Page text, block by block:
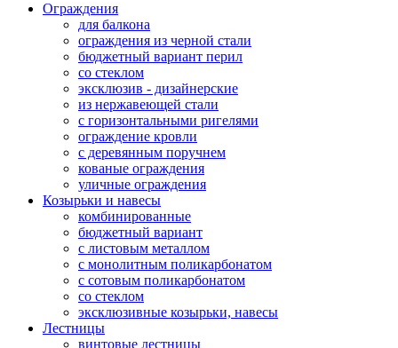
Ограждения
для балкона
ограждения из черной стали
бюджетный вариант перил
со стеклом
эксклюзив - дизайнерские
из нержавеющей стали
с горизонтальными ригелями
ограждение кровли
с деревянным поручнем
кованые ограждения
уличные ограждения
Козырьки и навесы
комбинированные
бюджетный вариант
с листовым металлом
с монолитным поликарбонатом
с сотовым поликарбонатом
со стеклом
эксклюзивные козырьки, навесы
Лестницы
винтовые лестницы